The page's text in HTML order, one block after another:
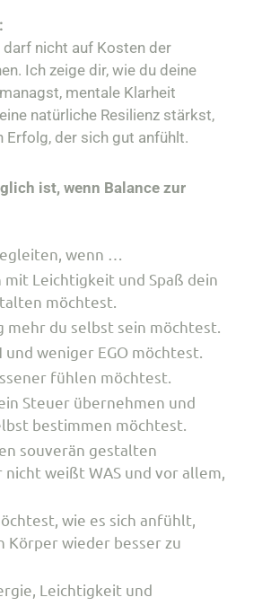
nicht auf Kosten der
Ich zeige dir, wie du deine
mentale Klarheit
natürliche Resilienz stärkst,
der sich gut anfühlt.
ist, wenn Balance zur
wenn …
mit Leichtigkeit und Spaß dein
möchtest.
mehr du selbst sein möchtest.
und weniger EGO möchtest.
fühlen möchtest.
Steuer übernehmen und
bestimmen möchtest.
souverän gestalten
weißt WAS und vor allem,
wie es sich anfühlt,
Körper wieder besser zu
Leichtigkeit und